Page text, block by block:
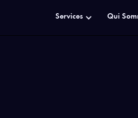
Services Qui